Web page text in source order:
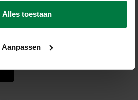
Alles toestaan
Aanpassen
199,-